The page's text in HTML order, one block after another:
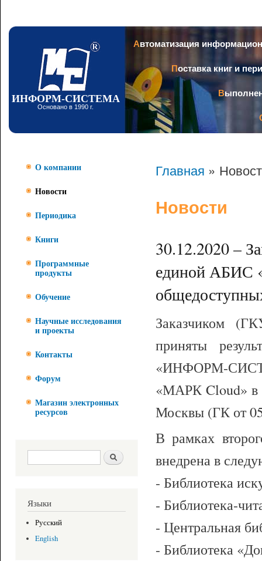
ИНФОРМ-СИСТЕМА
Основано в 1990 г.
Автоматизация
Поставка книг и
О компании
Новости
Периодика
Книги
Программные
продукты
Обучение
Научные исследования
и проекты
Контакты
Форум
Магазин электронных
ресурсов
Форма поиска Поиск
Языки
Русский
English
Главная »
Новости
30.12.2020 –
единой АБИС
Заказчиком
приняты
«ИНФОРМ-
«МАРК Cloud» в
Москвы (ГК от
В рамках
внедрена в
- Библиотека
- Библиотека-
- Центральная
- Библиотека